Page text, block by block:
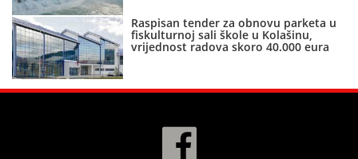
Raspisan tender za obnovu parketa u
fiskulturnoj sali škole u Kolašinu,
vrijednost radova skoro 40.000 eura